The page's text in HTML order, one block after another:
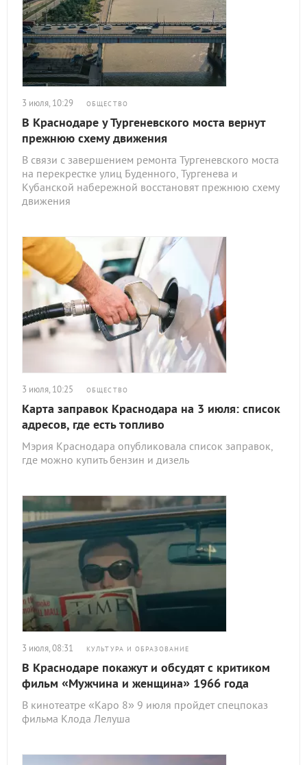
3 июля, 10:29 ОБЩЕСТВО
В Краснодаре у Тургеневского моста вернут
прежнюю схему движения
В связи с завершением ремонта Тургеневского моста
на перекрестке улиц Буденного, Тургенева и
Кубанской набережной восстановят прежнюю схему
движения
3 июля, 10:25 ОБЩЕСТВО
Карта заправок Краснодара на 3 июля: список
адресов, где есть топливо
Мэрия Краснодара опубликовала список заправок,
где можно купить бензин и дизель
3 июля, 08:31 КУЛЬТУРА И ОБРАЗОВАНИЕ
В Краснодаре покажут и обсудят с критиком
фильм «Мужчина и женщина» 1966 года
В кинотеатре «Каро 8» 9 июля пройдет спецпоказ
фильма Клода Лелуша